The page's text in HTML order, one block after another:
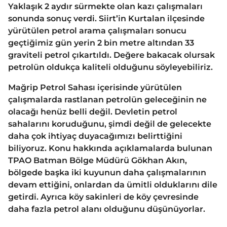
Yaklaşık 2 aydır sürmekte olan kazı çalışmaları
sonunda sonuç verdi. Siirt’in Kurtalan ilçesinde
yürütülen petrol arama çalışmaları sonucu
geçtiğimiz gün yerin 2 bin metre altından 33
graviteli petrol çıkartıldı. Değere bakacak olursak
petrolün oldukça kaliteli olduğunu söyleyebiliriz.
Mağrip Petrol Sahası içerisinde yürütülen
çalışmalarda rastlanan petrolün geleceğinin ne
olacağı henüz belli değil. Devletin petrol
sahalarını koruduğunu, şimdi değil de gelecekte
daha çok ihtiyaç duyacağımızı belirttiğini
biliyoruz. Konu hakkında açıklamalarda bulunan
TPAO Batman Bölge Müdürü Gökhan Akın,
bölgede başka iki kuyunun daha çalışmalarının
devam ettiğini, onlardan da ümitli olduklarını dile
getirdi. Ayrıca köy sakinleri de köy çevresinde
daha fazla petrol alanı olduğunu düşünüyorlar.